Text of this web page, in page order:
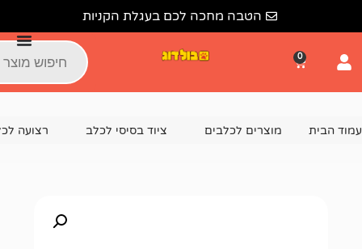
הטבה מחכה לכם בעגלת הקניות
לכלבים ציוד בסיסי לכלב רצועה לכלב רצועה